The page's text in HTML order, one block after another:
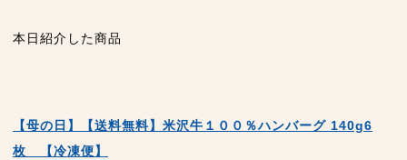
本日紹介した商品
【母の日】【送料無料】米沢牛１００％ハンバーグ 140g6
枚 【冷凍便】